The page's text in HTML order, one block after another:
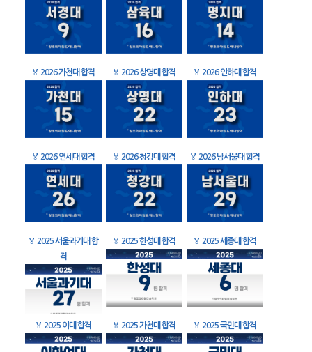
🏅 2026 가천대 합격 🏅 2026 상명대 합격 🏅 2026 인하대 합격
🏅 2026 연세대 합격 🏅 2026 청강대 합격 🏅 2026 남서울대 합격
🏅 2025 서울과기대 합
격
🏅 2025 한성대 합격 🏅 2025 세종대 합격
🏅 2025 이대 합격 🏅 2025 가천대 합격 🏅 2025 국민대 합격